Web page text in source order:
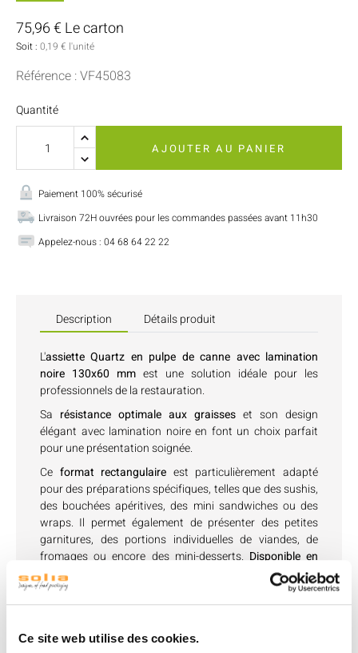
Ce site web utilise des cookies.
75,96 € Le carton
Soit : 0,19 € l'unité
Référence : VF45083
Quantité
AJOUTER AU PANIER
Paiement 100% sécurisé
Livraison 72H ouvrées pour les commandes passées avant 11h30
Appelez-nous : 04 68 64 22 22
Description Détails produit
L'assiette Quartz en pulpe de canne avec lamination
noire 130x60 mm est une solution idéale pour les
professionnels de la restauration.
Sa résistance optimale aux graisses et son design
élégant avec lamination noire en font un choix parfait
pour une présentation soignée.
Ce format rectangulaire est particulièrement adapté
pour des préparations spécifiques, telles que des sushis,
des bouchées apéritives, des mini sandwiches ou des
wraps. Il permet également de présenter des petites
garnitures, des portions individuelles de viandes, de
fromages ou encore des mini-desserts. Disponible en
plusieurs dimensions
pour s'adapter à tous vos besoins,
cette assiette est idéale pour les buffets, les services à
emporter et les plateaux repas.
Le
couvercle est vendu séparément
service, offrant ainsi une solution pratique et élégante